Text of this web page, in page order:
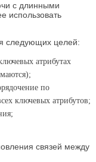
с длинными
использовать
следующих целей:
атрибутах
по
ключевых атрибутов;
связей между